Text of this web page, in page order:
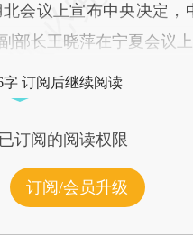
会议上宣布中央决定，
部长王晓萍在宁夏会议上
字 订阅后继续阅读
订阅的阅读权限
订阅/会员升级